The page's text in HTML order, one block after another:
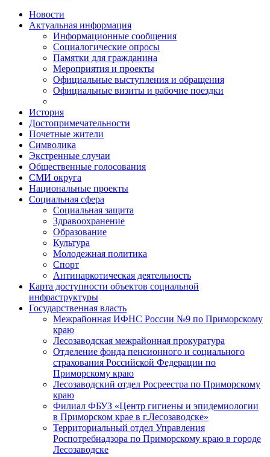
Новости
Актуальная информация
Информационные сообщения
Социалогические опросы
Памятки для гражданина
Мероприятия и проекты
Официальные выступления и обращения
Официальные визиты и рабочие поездки
История
Достопримечательности
Почетные жители
Символика
Экстренные случаи
Общественные голосования
СМИ округа
Национальные проекты
Социальная сфера
Социальная защита
Здравоохранение
Образование
Культура
Молодежная политика
Спорт
Антинаркотическая деятельность
Карта доступности объектов социальной
инфраструктуры
Государственная власть
Межрайонная ИФНС России №9 по Приморскому
краю
Лесозаводская межрайонная прокуратура
Отделение фонда пенсионного и социального
страхования Российской Федерации по
Приморскому краю
Лесозаводский отдел Росреестра по Приморскому
краю
Филиал ФБУЗ «Центр гигиены и эпидемиологии
в Приморском крае в г.Лесозаводске»
Территориальный отдел Управления
Роспотребнадзора по Приморскому краю в городе
Лесозаводске